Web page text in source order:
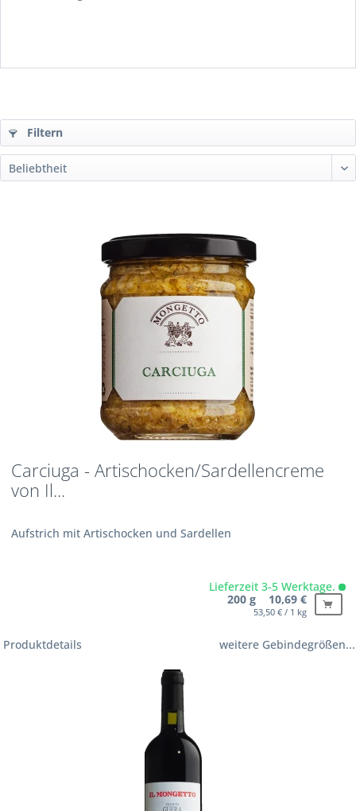
Filtern
Carciuga - Artischocken/Sardellencreme
von Il...
Aufstrich mit Artischocken und Sardellen
Lieferzeit 3-5 Werktage.
200 g 10,69 €
53,50 € / 1 kg
Produktdetails weitere Gebindegrößen...